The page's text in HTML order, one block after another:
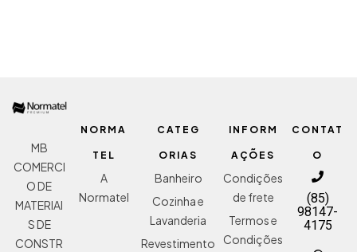
MB
COMERCI
O DE
MATERIAI
S DE
CONSTR
NORMA
TEL
A
Normatel
CATEG
ORIAS
Banheiro
Cozinha e
Lavanderia
Revestimento
INFORM
AÇÕES
Condições
de frete
Termos e
Condições
CONTAT
O
(85)
98147-
4175